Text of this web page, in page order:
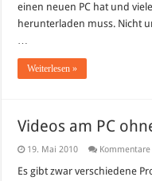
einen neuen PC hat und
herunterladen muss. Nicht
…
Weiterlesen »
Videos am PC
19. Mai 2010
Es gibt zwar verschiedene